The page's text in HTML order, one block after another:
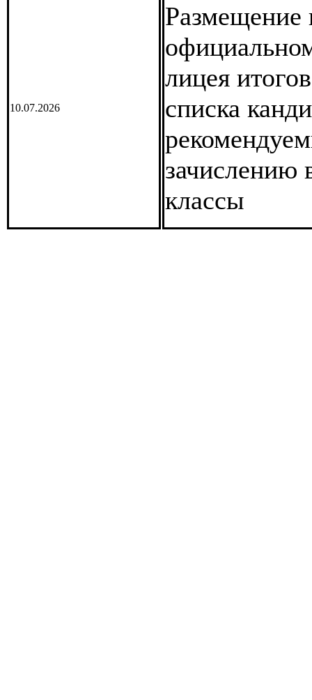
10.07.2026
Размещение
лицея
списка
зачислению
классы